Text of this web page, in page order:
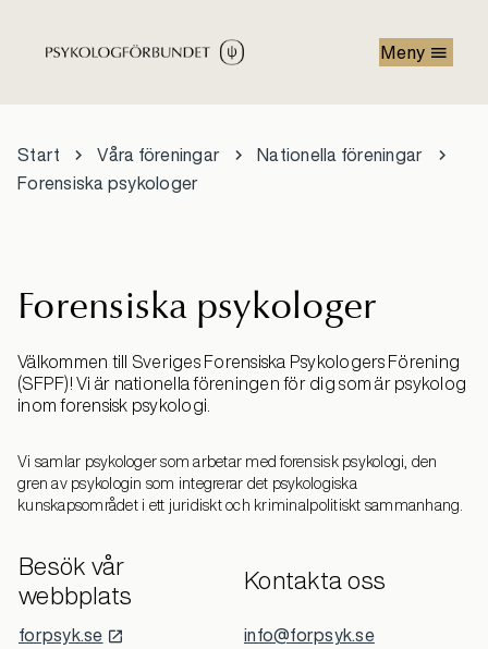
Meny
Start Våra föreningar
Nationella föreningar
Forensiska psykologer
Forensiska psykologer
Välkommen till Sveriges Forensiska Psykologers Förening
(SFPF)! Vi är nationella föreningen för dig som är psykolog
inom forensisk psykologi.
Vi samlar psykologer som arbetar med forensisk psykologi, den
gren av psykologin som integrerar det psykologiska
kunskapsområdet i ett juridiskt och kriminalpolitiskt sammanhang.
Besök vår
webbplats
Kontakta oss
forpsyk.se info@forpsyk.se